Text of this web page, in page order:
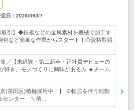
日： 2026/09/07
取引】◆鉄板などの金属素材を機械で加工す
包など簡単な作業からスタート！◎資格取得
／【未経験・第二新卒・正社員デビューの
好き、モノづくりに興味がある方 ★チーム
京(墨田区)積極採用中！】 ※転居を伴う転勤
センター ＼積…